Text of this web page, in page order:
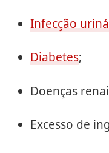
Infecção
Diabetes;
Doenças
Excesso de